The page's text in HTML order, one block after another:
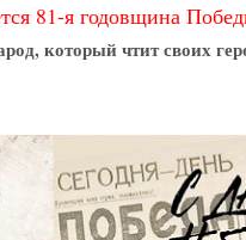
81-я годовщина
который чтит своих